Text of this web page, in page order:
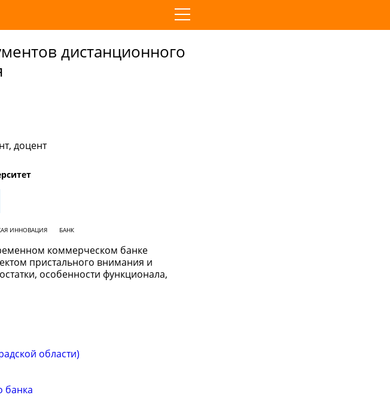
дистанционного
доцент
ИННОВАЦИЯ БАНК
коммерческом банке
пристального внимания и
особенности функционала,
области)
банка